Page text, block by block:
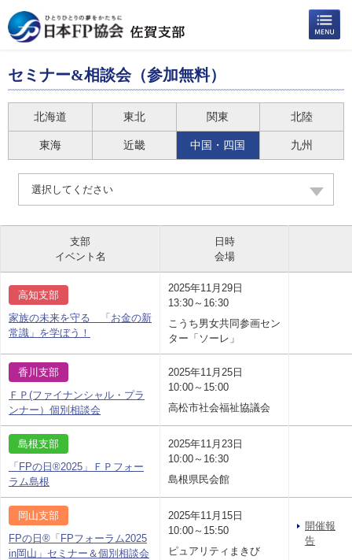
セミナー&相談会（参加無料）
北海道 東北 関東 北陸
東海 近畿 中国・四国 九州
選択してください
支部
イベント名
日時
会場
高知支部
家族の未来を守る 「お金の新
常識」を学ぼう！
2025年11月29日
13:30～16:30
こうち男女共同参画セン
ター「ソーレ」
香川支部
ＦＰ(ファイナンシャル・プラ
ンナー）個別相談会
2025年11月25日
10:00～15:00
高松市社会福祉協議会
島根支部
「FPの日®2025」ＦＰフォー
ラム島根
2025年11月23日
10:00～16:30
島根県民会館
岡山支部
FPの日®「FPフォーラム2025
in岡山」セミナー＆個別相談会
2025年11月15日
10:00～15:50
ピュアリティまきび
開催報
告